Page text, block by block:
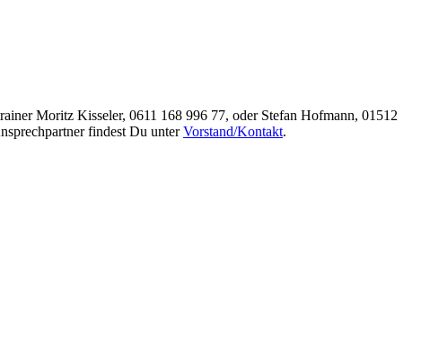
Moritz Kisseler, 0611 168 996 77, oder Stefan Hofmann, 01512
findest Du unterVorstand/Kontakt.